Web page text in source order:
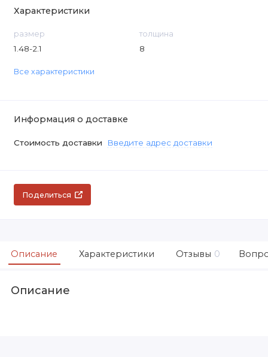
Характеристики
размер
1.48-2.1
толщина
8
Все характеристики
Информация о доставке
Стоимость доставки Введите адрес доставки
Поделиться
Описание Характеристики Отзывы 0
Описание